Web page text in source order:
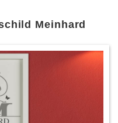
Meinhard